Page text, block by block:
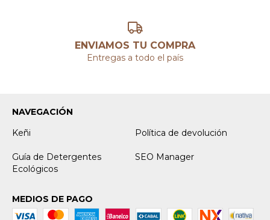
ENVIAMOS TU COMPRA
Entregas a todo el país
NAVEGACIÓN
Keñi
Política de devolución
Guía de Detergentes
Ecológicos
SEO Manager
MEDIOS DE PAGO